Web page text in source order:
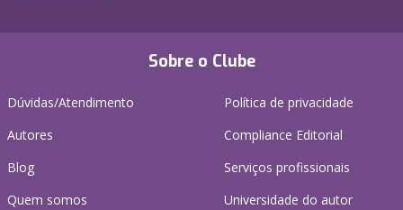
Sobre o Clube
Dúvidas/Atendimento
Autores
Blog
Quem somos
Política de privacidade
Compliance Editorial
Serviços profissionais
Universidade do autor